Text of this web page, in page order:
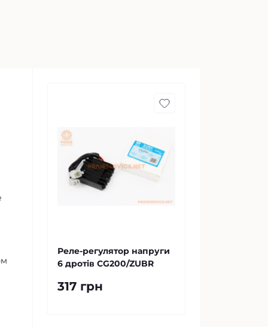
Реле-регулятор напруги
6 дротів CG200/ZUBR
317 грн